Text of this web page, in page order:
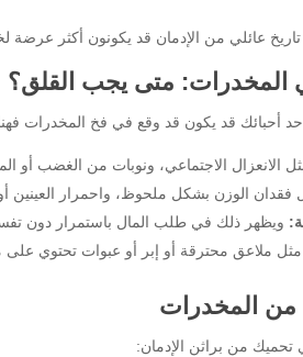
عائلي من الإدمان قد يكونون أكثر عرضة
المخدرات: متى يجب القلق؟
أحبائك قد يكون قد وقع في فخ المخدرات
الانعزال الاجتماعي، ونوبات من الغضب أو
فقدان الوزن بشكل ملحوظ، واحمرار العينين
ويظهر ذلك في طلب المال باستمرار دون
مثل ملاعق محترقة أو إبر أو عبوات تحتوي
من المخدرات
تحميك من براثن الإدمان: